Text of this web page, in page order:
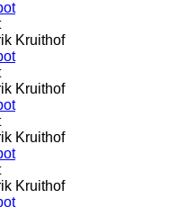
Kruithof
Kruithof
Kruithof
Kruithof